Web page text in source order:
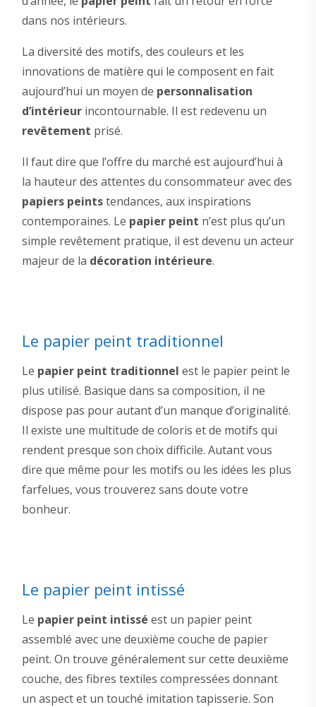
dans nos intérieurs.
La diversité des motifs, des couleurs et les
innovations de matière qui le composent en fait
aujourd’hui un moyen de personnalisation
d’intérieurincontournable. Il est redevenu un
revêtement prisé.
Il faut dire que l’offre du marché est aujourd’hui à
la hauteur des attentes du consommateur avec des
papiers peintstendances, aux inspirations
contemporaines. Le papier peint n’est plus qu’un
simple revêtement pratique, il est devenu un acteur
majeur de la décoration intérieure.
Le papier peint traditionnel
Le papier peint traditionnel est le papier peint le
plus utilisé. Basique dans sa composition, il ne
dispose pas pour autant d’un manque d’originalité.
Il existe une multitude de coloris et de motifs qui
rendent presque son choix difficile. Autant vous
dire que même pour les motifs ou les idées les plus
farfelues, vous trouverez sans doute votre
bonheur.
Le papier peint intissé
Le papier peint intissé est un papier peint
assemblé avec une deuxième couche de papier
peint. On trouve généralement sur cette deuxième
couche, des fibres textiles compressées donnant
un aspect et un touché imitation tapisserie. Son